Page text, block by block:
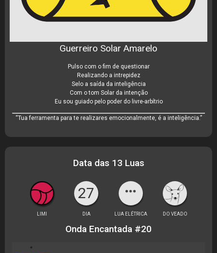
Guerreiro Solar Amarelo
Pulso com o fim de questionar
Realizando a intrepidez
Selo a saída da inteligência
Com o tom Solar da intenção
Eu sou guiado pelo poder do livre-arbítrio
“Tua ferramenta para te realizares emocionalmente, é a inteligência.”
Data das 13 Luas
27
LIMI DIA LUA ELÉTRICA DO VEADO
Onda Encantada #20